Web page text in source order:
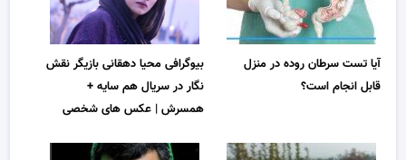
آیا تست سرطان روده در منزل
قابل انجام است؟
بیوگرافی محیا دهقانی بازیگر نقش
نگار در سریال هم سایه +
همسرش | عکس های شخصی